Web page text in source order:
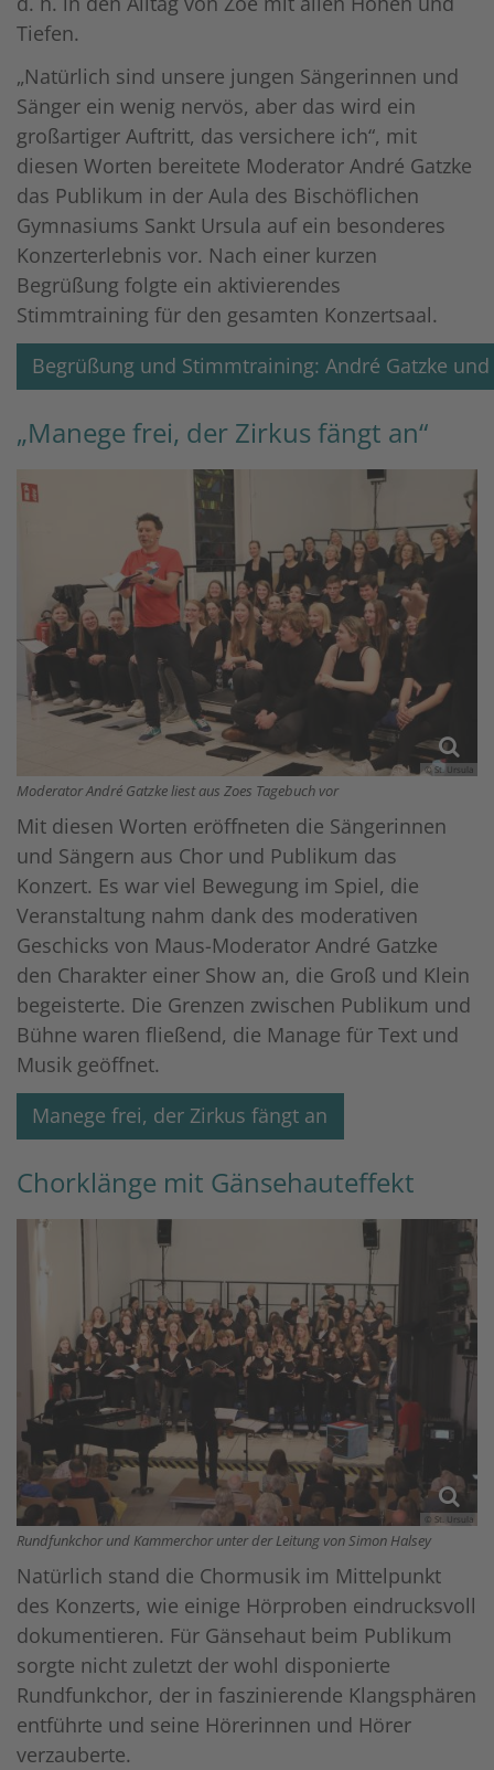
Tiefen.
„Natürlich sind unsere jungen Sängerinnen und
Sänger ein wenig nervös, aber das wird ein
großartiger Auftritt, das versichere ich“, mit
diesen Worten bereitete Moderator André Gatzke
das Publikum in der Aula des Bischöflichen
Gymnasiums Sankt Ursula auf ein besonderes
Konzerterlebnis vor. Nach einer kurzen
Begrüßung folgte ein aktivierendes
Stimmtraining für den gesamten Konzertsaal.
Begrüßung und Stimmtraining: André Gatzke
„Manege frei, der Zirkus fängt an“
© St. Ursula
Moderator André Gatzke liest aus Zoes Tagebuch vor
Mit diesen Worten eröffneten die Sängerinnen
und Sängern aus Chor und Publikum das
Konzert. Es war viel Bewegung im Spiel, die
Veranstaltung nahm dank des moderativen
Geschicks von Maus-Moderator André Gatzke
den Charakter einer Show an, die Groß und Klein
begeisterte. Die Grenzen zwischen Publikum und
Bühne waren fließend, die Manage für Text und
Musik geöffnet.
Manege frei, der Zirkus fängt an
Chorklänge mit Gänsehauteffekt
© St. Ursula
Rundfunkchor und Kammerchor unter der Leitung von Simon Halsey
Natürlich stand die Chormusik im Mittelpunkt
des Konzerts, wie einige Hörproben eindrucksvoll
dokumentieren. Für Gänsehaut beim Publikum
sorgte nicht zuletzt der wohl disponierte
Rundfunkchor, der in faszinierende Klangsphären
entführte und seine Hörerinnen und Hörer
verzauberte.